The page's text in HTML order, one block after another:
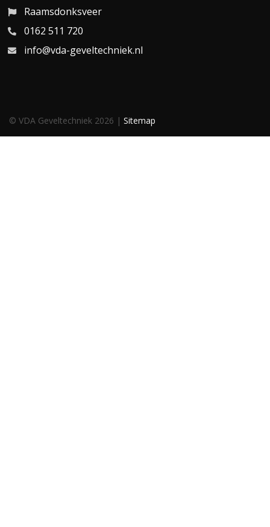
Raamsdonksveer
0162 511 720
info@vda-geveltechniek.nl
© VDA Geveltechniek 2026 | Sitemap